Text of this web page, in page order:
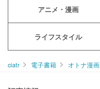
アニメ・漫画
ライフスタイル
ciatr 電子書籍 オトナ漫画